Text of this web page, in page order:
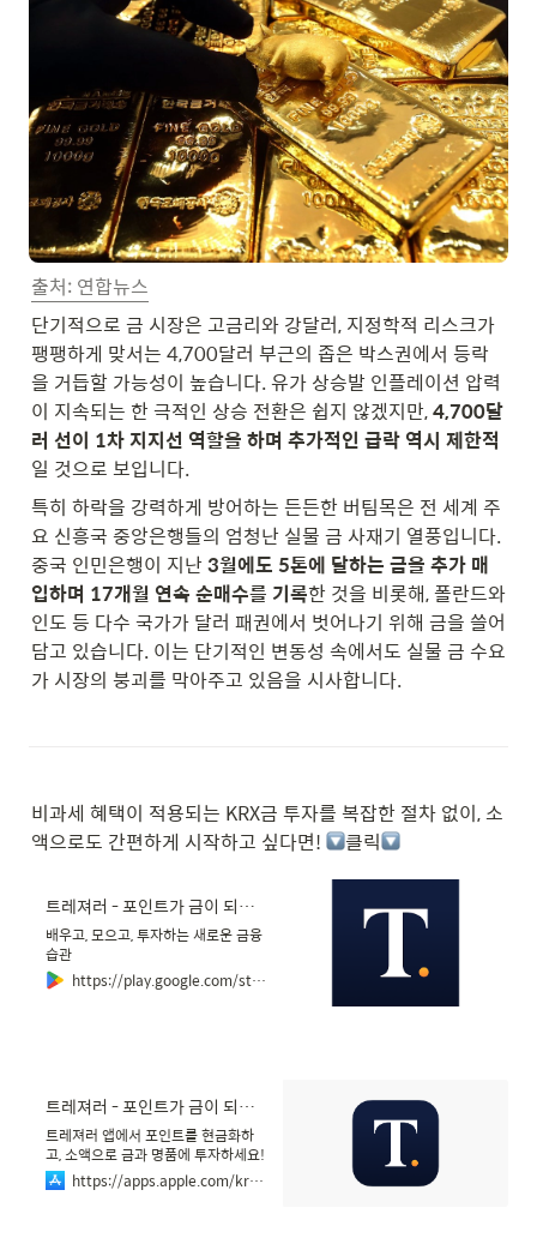
출처: 연합뉴스
단기적으로 금 시장은 고금리와 강달러, 지정학적 리스크가
팽팽하게 맞서는 4,700달러 부근의 좁은 박스권에서 등락
을 거듭할 가능성이 높습니다. 유가 상승발 인플레이션 압력
이 지속되는 한 극적인 상승 전환은 쉽지 않겠지만, 4,700달
러 선이 1차 지지선 역할을 하며 추가적인 급락 역시 제한적
일 것으로 보입니다.
특히 하락을 강력하게 방어하는 든든한 버팀목은 전 세계 주
요 신흥국 중앙은행들의 엄청난 실물 금 사재기 열풍입니다.
중국 인민은행이 지난 3월에도 5톤에 달하는 금을 추가 매
입하며 17개월 연속 순매수를 기록한 것을 비롯해, 폴란드와
인도 등 다수 국가가 달러 패권에서 벗어나기 위해 금을 쓸어
담고 있습니다. 이는 단기적인 변동성 속에서도 실물 금 수요
가 시장의 붕괴를 막아주고 있음을 시사합니다.
비과세 혜택이 적용되는 KRX금 투자를 복잡한 절차 없이, 소
액으로도 간편하게 시작하고 싶다면!
클릭
트레져러 - 포인트가 금이 되는 공간 - Google Play 앱
배우고, 모으고, 투자하는 새로운 금융
습관
https://play.google.com/store/apps/details?id=com.treasurer.app&hl=ko
‎트레져러 - 포인트가 금이 되는 공간
‎트레져러 앱에서 포인트를 현금화하
고, 소액으로 금과 명품에 투자하세요!
■ 포인트의 자산화, 트레져러 다양한
제휴처의 포인트와 트레져러의 자체
https://apps.apple.com/kr/app/%ED%8A%B8%EB%A0%88%EC%A0%B8%EB%9F%AC-%ED%8F%AC%EC%9D%B8%ED%8A%B8%EA%B0%80-%EA%B8%88%EC%9D%B4-%EB%90%98%EB%8A%94-%EA%B3%B5%EA%B0%84/id1610330304